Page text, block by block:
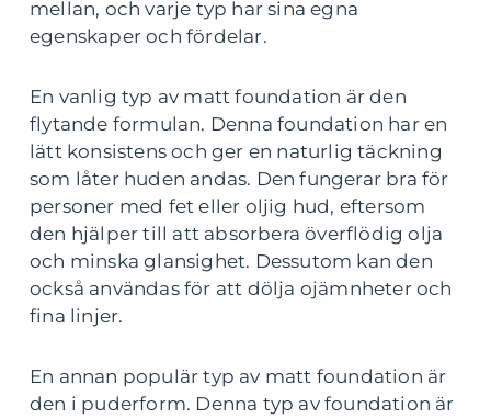
mellan, och varje typ har sina egna
egenskaper och fördelar.
En vanlig typ av matt foundation är den
flytande formulan. Denna foundation har en
lätt konsistens och ger en naturlig täckning
som låter huden andas. Den fungerar bra för
personer med fet eller oljig hud, eftersom
den hjälper till att absorbera överflödig olja
och minska glansighet. Dessutom kan den
också användas för att dölja ojämnheter och
fina linjer.
En annan populär typ av matt foundation är
den i puderform. Denna typ av foundation är